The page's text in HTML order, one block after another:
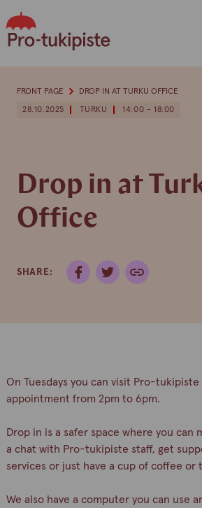
to
content
28.10.2025 TURKU 14:00 - 18:00
Drop in at
Office
SHARE:
FRONT PAGE DROP IN AT TURKU OFFICE
On Tuesdays you can visit Pro-
appointment from 2pm to 6pm.
Drop in is a safer space where you can
a chat with Pro-tukipiste staff, get
services or just have a cup of coffee or
We also have a computer you can use